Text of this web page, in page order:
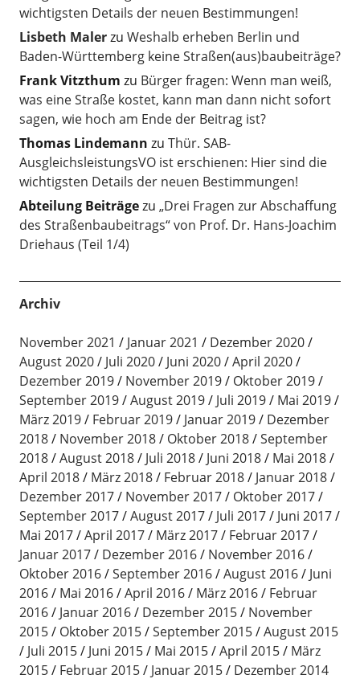
wichtigsten Details der neuen Bestimmungen!
Lisbeth Malerzu Weshalb erheben Berlin und
Baden-Württemberg keine Straßen(aus)baubeiträge?
Frank Vitzthum zu Bürger fragen: Wenn man weiß,
was eine Straße kostet, kann man dann nicht sofort
sagen, wie hoch am Ende der Beitrag ist?
Thomas Lindemann zu Thür. SAB-
AusgleichsleistungsVO ist erschienen: Hier sind die
wichtigsten Details der neuen Bestimmungen!
Abteilung Beiträgezu „Drei Fragen zur Abschaffung
des Straßenbaubeitrags“ von Prof. Dr. Hans-Joachim
Driehaus (Teil 1/4)
Archiv
November 2021 Januar 2021
Dezember 2020
August 2020
Juli 2020 Juni 2020
April 2020
Dezember 2019
November 2019
Oktober 2019
September 2019
August 2019 Juli 2019
Mai 2019
März 2019
Februar 2019 Januar 2019
Dezember
2018
November 2018 Oktober 2018
September
2018
August 2018 Juli 2018 Juni 2018
Mai 2018
April 2018
März 2018 Februar 2018
Januar 2018
Dezember 2017
November 2017
Oktober 2017
September 2017
August 2017 Juli 2017
Juni 2017
Mai 2017
April 2017 März 2017
Februar 2017
Januar 2017
Dezember 2016
November 2016
Oktober 2016
September 2016 August 2016
Juni
2016
Mai 2016 April 2016 März 2016
Februar
2016
Januar 2016 Dezember 2015
November
2015
Oktober 2015 September 2015
August 2015
Juli 2015
Juni 2015 Mai 2015 April 2015
März
2015
Februar 2015 Januar 2015 Dezember 2014